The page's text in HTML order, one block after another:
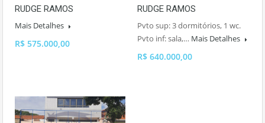
RUDGE RAMOS
Mais Detalhes
R$ 575.000,00
RUDGE RAMOS
Pvto sup: 3 dormitórios, 1 wc.
Pvto inf: sala,… Mais Detalhes
R$ 640.000,00